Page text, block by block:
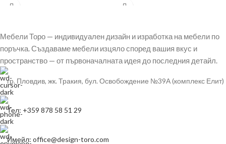
метална основа от полиран
основа с декоративни капаци.
Мебели Торо — индивидуален дизайн и изработка на мебели по
поръчка. Създаваме мебели изцяло според вашия вкус и
пространство — от първоначалната идея до последния детайл.
гр. Пловдив, жк. Тракия, бул. Освобождение №39А (комплекс Елит)
Тел: +359 878 58 51 29
Имейл: office@design-toro.com